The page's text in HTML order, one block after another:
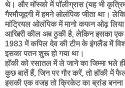
थे। और मॉस्को में पॉलीग्रास (यह भी
गैरमौजूदगी में हमने ओलंपिक जीता था।
मांट्रियल ओलंपिक में मानो कफन ओढ़
आखिरी कील अब ठुकी है, लेकिन इसका एक
1983 में कपिल देव की टीम के इंगलैंड में
इसका पतन शुरू हो गया था।
हॉकी को रसातल में ले जाने का जिम्मा भले
कुछ बातें हैं, जिन पर गौर करें, तो हॉकी में
इसकी एक वजह तो क्रिकेट का ब्रांड बनना